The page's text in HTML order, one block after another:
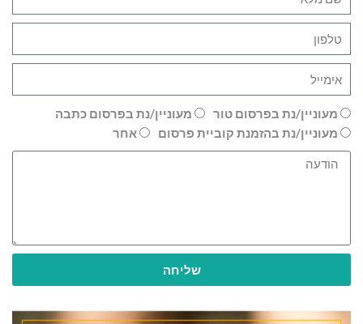
מעוניין/נת בפרסום טור
מעוניין/נת בפרסום כתבה
מעוניין/נת בהזמנת קוביית פרסום
אחר
שליחה